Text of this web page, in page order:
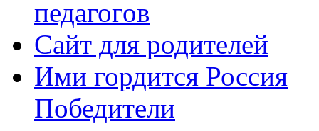
педагогов
Сайт для родителей
Ими гордится Россия
Победители